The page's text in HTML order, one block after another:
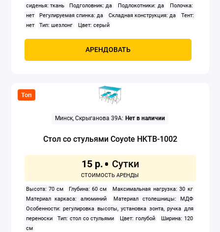
сиденья: ткань Подголовник: да Подлокотники: да
Полочка:
нет
Регулируемая спинка: да Складная конструкция: да
Тент:
нет
Тип: шезлонг Цвет: серый
АРЕНДОВАТЬ
Топ
Минск, Скрыганова 39А: Нет в наличии
Стол со стульями Coyote HKTB-1002
15 р.
Высота: 70 см Глубина: 60 см
Максимальная нагрузка: 30 кг
Материал каркаса: алюминий
Материал столешницы: МДФ
Особенности: регулировка высоты, установка зонта, ручка для
переноски
Тип: стол со стульями Цвет: голубой
Ширина: 120
см